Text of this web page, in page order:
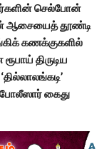
செல்போன்
ஆசையைத் தூண்டி
கணக்குகளில்
திருடிய
கைது